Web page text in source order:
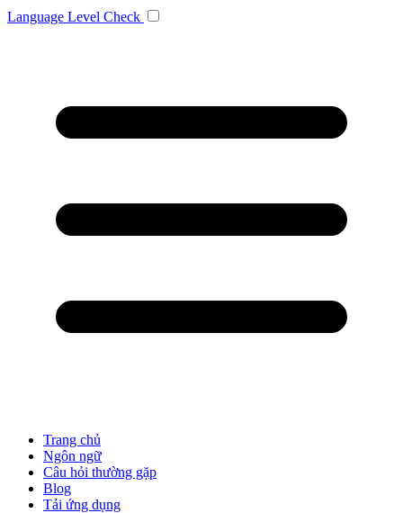
Language Level Check
Trang chủ
Ngôn ngữ
Câu hỏi thường gặp
Blog
Tải ứng dụng